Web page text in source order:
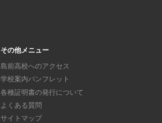
その他メニュー
島前高校へのアクセス
学校案内パンフレット
各種証明書の発行について
よくある質問
サイトマップ